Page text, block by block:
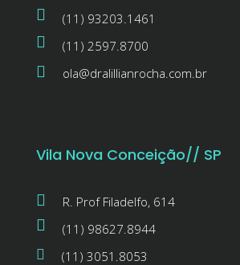
(11) 93203.1461
(11) 2597.8700
ola@dralillianrocha.com.br
Vila Nova Conceição// SP
R. Prof Filadelfo, 614
(11) 98627.8944
(11) 3051.8053